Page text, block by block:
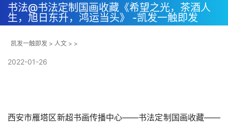
书法@书法定制国画收藏《希望之光，茶酒人
生，旭日东升，鸿运当头》 -凯发一触即发
凯发一触即发 > 人文 > >
2022-01-26
西安市雁塔区新超书画传播中心——书法定制国画收藏——